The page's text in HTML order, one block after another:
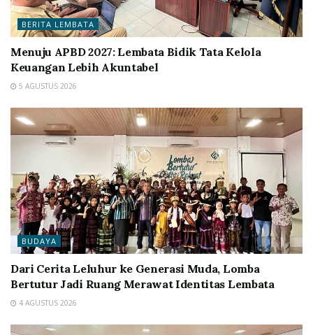
BERITA LEMBATA
Menuju APBD 2027: Lembata Bidik Tata Kelola
Keuangan Lebih Akuntabel
5 AGUSTUS 2026
BUDAYA
Dari Cerita Leluhur ke Generasi Muda, Lomba
Bertutur Jadi Ruang Merawat Identitas Lembata
4 AGUSTUS 2026